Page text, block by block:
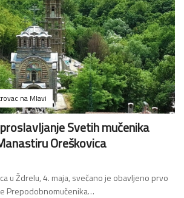
na Mlavi
Svetih mučenika
Oreškovica
u Ždrelu, 4. maja, svečano je obavljeno prvo
Prepodobnomučenika…